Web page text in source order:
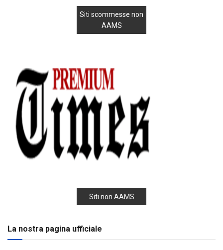
Siti scommesse non
AAMS
Siti non AAMS
La nostra pagina ufficiale